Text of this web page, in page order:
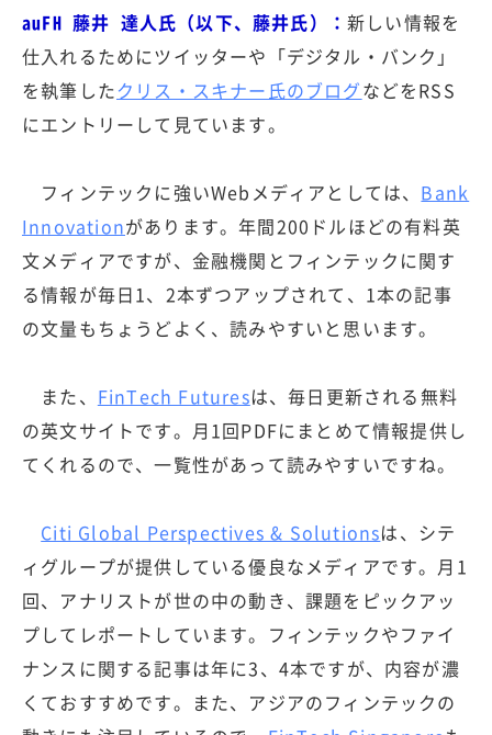
auFH 藤井 達人氏（以下、藤井氏）： 新しい情報を
仕入れるためにツイッターや「デジタル・バンク」
を執筆したクリス・スキナー氏のブログなどをRSS
にエントリーして見ています。
フィンテックに強いWebメディアとしては、 Bank
Innovationがあります。年間200ドルほどの有料英
文メディアですが、金融機関とフィンテックに関す
る情報が毎日1、2本ずつアップされて、1本の記事
の文量もちょうどよく、読みやすいと思います。
また、 FinTech Futuresは、毎日更新される無料
の英文サイトです。月1回PDFにまとめて情報提供し
てくれるので、一覧性があって読みやすいですね。
Citi Global Perspectives & Solutionsは、シテ
ィグループが提供している優良なメディアです。月1
回、アナリストが世の中の動き、課題をピックアッ
プしてレポートしています。フィンテックやファイ
ナンスに関する記事は年に3、4本ですが、内容が濃
くておすすめです。また、アジアのフィンテックの